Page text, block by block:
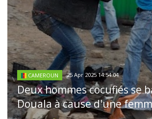
CAMEROUN 25 Apr 2025 14:54:04
Deux hommes cocufiés se
Douala à cause d'une